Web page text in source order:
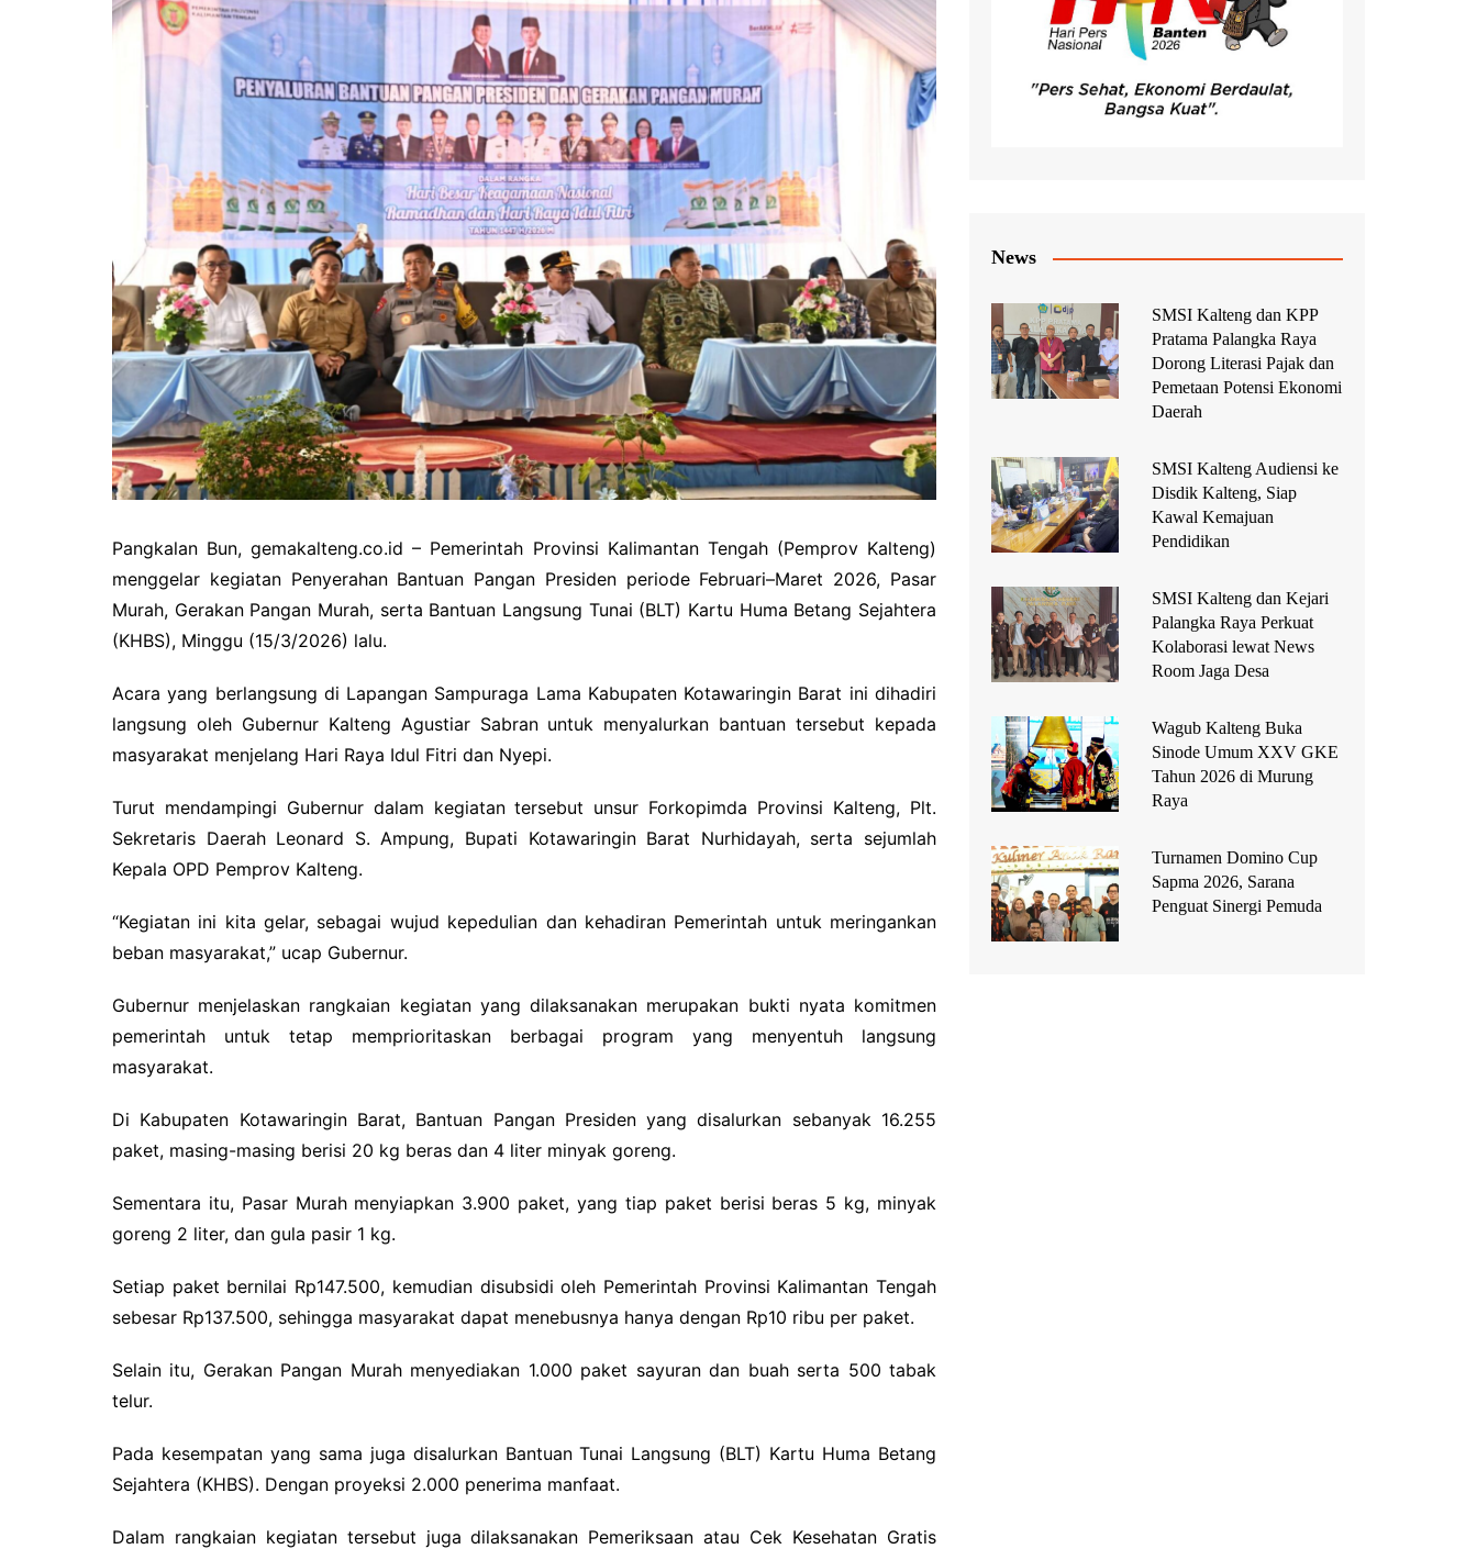
Pemkab Lamandau
Pemkab Mura
Pemkab Pulang Pisau
Pemkab Seruyan
Pemkab Sukamara
Pemko Palangka Raya
DPRD Kotawaringin Timur
DPRD Lamandau
DPRD Murung Raya
DPRD Palangka Raya
DPRD Pulang Pisau
DPRD Seruyan
DPRD Sukamara
Pangkalan Bun, gemakalteng.co.id – Pemerintah Provinsi Kalimantan Tengah (Pemprov Kalteng)
menggelar kegiatan Penyerahan Bantuan Pangan Presiden periode Februari–Maret 2026, Pasar
Murah, Gerakan Pangan Murah, serta Bantuan Langsung Tunai (BLT) Kartu Huma Betang Sejahtera
(KHBS), Minggu (15/3/2026) lalu.
Acara yang berlangsung di Lapangan Sampuraga Lama Kabupaten Kotawaringin Barat ini dihadiri
langsung oleh Gubernur Kalteng Agustiar Sabran untuk menyalurkan bantuan tersebut kepada
masyarakat menjelang Hari Raya Idul Fitri dan Nyepi.
Turut mendampingi Gubernur dalam kegiatan tersebut unsur Forkopimda Provinsi Kalteng, Plt.
Sekretaris Daerah Leonard S. Ampung, Bupati Kotawaringin Barat Nurhidayah, serta sejumlah
Kepala OPD Pemprov Kalteng.
“Kegiatan ini kita gelar, sebagai wujud kepedulian dan kehadiran Pemerintah untuk meringankan
beban masyarakat,” ucap Gubernur.
Gubernur menjelaskan rangkaian kegiatan yang dilaksanakan merupakan bukti nyata komitmen
pemerintah untuk tetap memprioritaskan berbagai program yang menyentuh langsung
masyarakat.
Di Kabupaten Kotawaringin Barat, Bantuan Pangan Presiden yang disalurkan sebanyak 16.255
paket, masing-masing berisi 20 kg beras dan 4 liter minyak goreng.
Sementara itu, Pasar Murah menyiapkan 3.900 paket, yang tiap paket berisi beras 5 kg, minyak
goreng 2 liter, dan gula pasir 1 kg.
Setiap paket bernilai Rp147.500, kemudian disubsidi oleh Pemerintah Provinsi Kalimantan Tengah
sebesar Rp137.500, sehingga masyarakat dapat menebusnya hanya dengan Rp10 ribu per paket.
Selain itu, Gerakan Pangan Murah menyediakan 1.000 paket sayuran dan buah serta 500 tabak
telur.
Pada kesempatan yang sama juga disalurkan Bantuan Tunai Langsung (BLT) Kartu Huma Betang
Sejahtera (KHBS). Dengan proyeksi 2.000 penerima manfaat.
Dalam rangkaian kegiatan tersebut juga dilaksanakan Pemeriksaan atau Cek Kesehatan Gratis
News
SMSI Kalteng dan KPP
Pratama Palangka Raya
Dorong Literasi Pajak dan
Pemetaan Potensi Ekonomi
Daerah
SMSI Kalteng Audiensi ke
Disdik Kalteng, Siap
Kawal Kemajuan
Pendidikan
SMSI Kalteng dan Kejari
Palangka Raya Perkuat
Kolaborasi lewat News
Room Jaga Desa
Wagub Kalteng Buka
Sinode Umum XXV GKE
Tahun 2026 di Murung
Raya
Turnamen Domino Cup
Sapma 2026, Sarana
Penguat Sinergi Pemuda